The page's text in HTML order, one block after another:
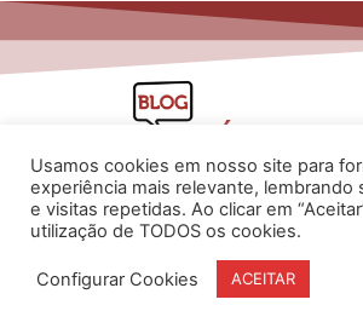
Flávia Rita Cursos Online
© Todos os direitos
Usamos cookies em nosso site para
experiência mais relevante, lembrando
e visitas repetidas. Ao clicar em
utilização de TODOS os cookies.
Configurar Cookies ACEITAR